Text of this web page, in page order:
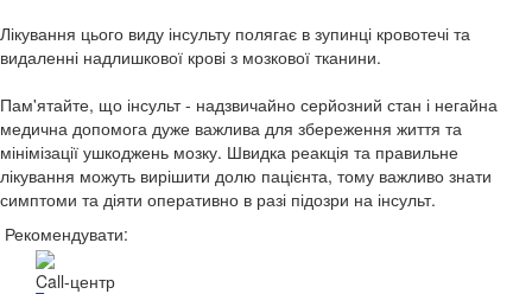
Лікування цього виду інсульту полягає в зупинці кровотечі та
видаленні надлишкової крові з мозкової тканини.
Пам'ятайте, що інсульт - надзвичайно серйозний стан і негайна
медична допомога дуже важлива для збереження життя та
мінімізації ушкоджень мозку. Швидка реакція та правильне
лікування можуть вирішити долю пацієнта, тому важливо знати
симптоми та діяти оперативно в разі підозри на інсульт.
Рекомендувати:
Call-центр